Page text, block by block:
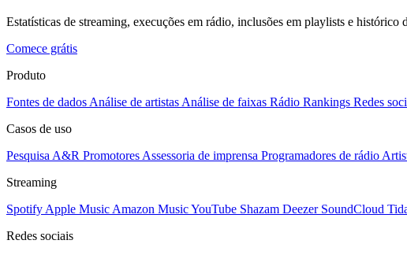
Estatísticas de streaming, execuções em rádio, inclusões em playlists e histórico
Comece grátis
Produto
Fontes de dados Análise de artistas Análise de faixas Rádio Rankings Redes
Casos de uso
Pesquisa A&R Promotores Assessoria de imprensa Programadores de rádio
Streaming
Spotify Apple Music Amazon MusicYouTube Shazam Deezer SoundCloud
Redes sociais